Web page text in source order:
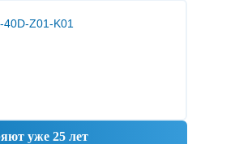
40D-Z01-K01
уже 25 лет